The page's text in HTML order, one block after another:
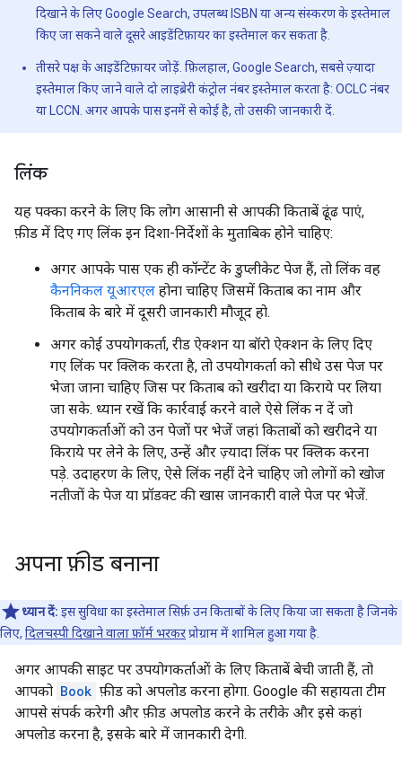
दिखाने के लिए Google Search, उपलब्ध ISBN या अन्य संस्करण के इस्तेमाल
किए जा सकने वाले दूसरे आइडेंटिफ़ायर का इस्तेमाल कर सकता है.
तीसरे पक्ष के आइडेंटिफ़ायर जोड़ें. फ़िलहाल, Google Search, सबसे ज़्यादा
इस्तेमाल किए जाने वाले दो लाइब्रेरी कंट्रोल नंबर इस्तेमाल करता है: OCLC नंबर
या LCCN. अगर आपके पास इनमें से कोई है, तो उसकी जानकारी दें.
लिंक
यह पक्का करने के लिए कि लोग आसानी से आपकी किताबें ढूंढ पाएं,
फ़ीड में दिए गए लिंक इन दिशा-निर्देशों के मुताबिक होने चाहिए:
अगर आपके पास एक ही कॉन्टेंट के डुप्लीकेट पेज हैं, तो लिंक वह
कैननिकल यूआरएल होना चाहिए जिसमें किताब का नाम और
किताब के बारे में दूसरी जानकारी मौजूद हो.
अगर कोई उपयोगकर्ता, रीड ऐक्शन या बॉरो ऐक्शन के लिए दिए
गए लिंक पर क्लिक करता है, तो उपयोगकर्ता को सीधे उस पेज पर
भेजा जाना चाहिए जिस पर किताब को खरीदा या किराये पर लिया
जा सके. ध्यान रखें कि कार्रवाई करने वाले ऐसे लिंक न दें जो
उपयोगकर्ताओं को उन पेजों पर भेजें जहां किताबों को खरीदने या
किराये पर लेने के लिए, उन्हें और ज़्यादा लिंक पर क्लिक करना
पड़े. उदाहरण के लिए, ऐसे लिंक नहीं देने चाहिए जो लोगों को खोज
नतीजों के पेज या प्रॉडक्ट की खास जानकारी वाले पेज पर भेजें.
अपना फ़ीड बनाना
ध्यान दें: इस सुविधा का इस्तेमाल सिर्फ़ उन किताबों के लिए किया जा सकता है जिनके
लिए, दिलचस्पी दिखाने वाला फ़ॉर्म भरकरप्रोग्राम में शामिल हुआ गया है.
अगर आपकी साइट पर उपयोगकर्ताओं के लिए किताबें बेची जाती हैं, तो
आपको Book फ़ीड को अपलोड करना होगा. Google की सहायता टीम
आपसे संपर्क करेगी और फ़ीड अपलोड करने के तरीके और इसे कहां
अपलोड करना है, इसके बारे में जानकारी देगी.